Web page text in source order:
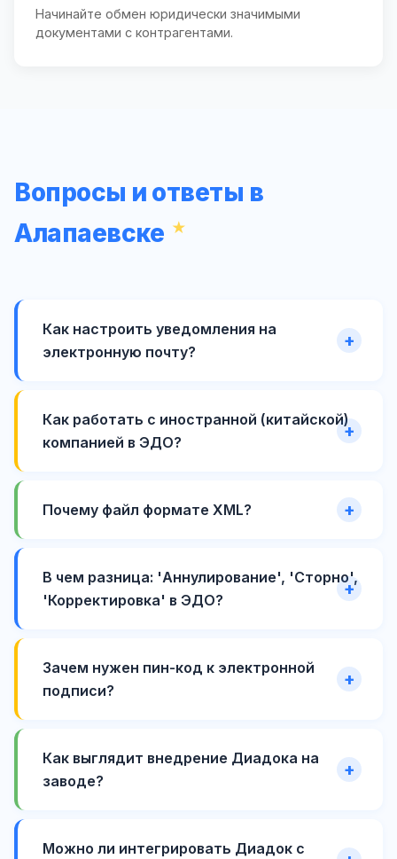
Начинайте обмен юридически значимыми
документами с контрагентами.
Вопросы и ответы в
Алапаевске
Как настроить уведомления на
электронную почту?
Как работать с иностранной (китайской)
компанией в ЭДО?
Почему файл формате XML?
В чем разница: 'Аннулирование', 'Сторно',
'Корректировка' в ЭДО?
Зачем нужен пин-код к электронной
подписи?
Как выглядит внедрение Диадока на
заводе?
Можно ли интегрировать Диадок с